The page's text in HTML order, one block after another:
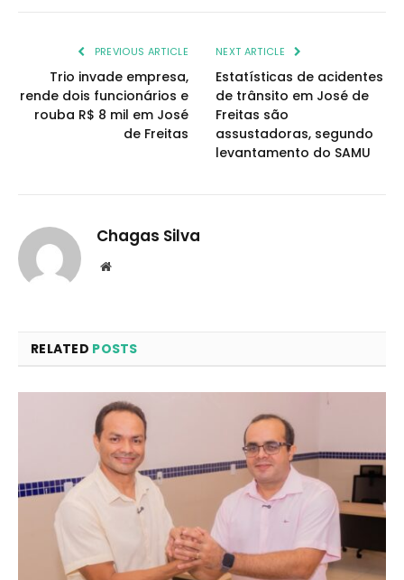
PREVIOUS ARTICLE
Trio invade empresa,
rende dois funcionários e
rouba R$ 8 mil em José
de Freitas
NEXT ARTICLE
Estatísticas de acidentes
de trânsito em José de
Freitas são
assustadoras, segundo
levantamento do SAMU
Chagas Silva
Website
RELATED POSTS